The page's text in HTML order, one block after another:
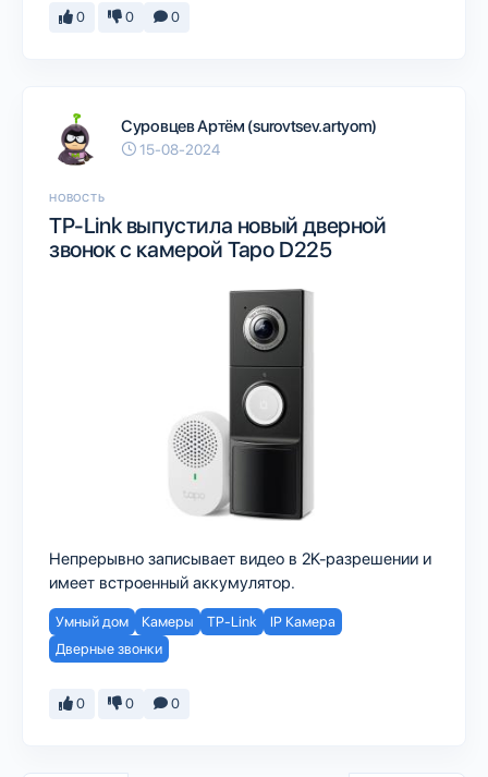
0 0 0
Суровцев Артём (surovtsev.artyom)
15-08-2024
НОВОСТЬ
TP-Link выпустила новый дверной
звонок с камерой Tapo D225
Непрерывно записывает видео в 2K-разрешении и
имеет встроенный аккумулятор.
Умный дом Камеры TP-Link
IP Камера
Дверные звонки
0 0 0